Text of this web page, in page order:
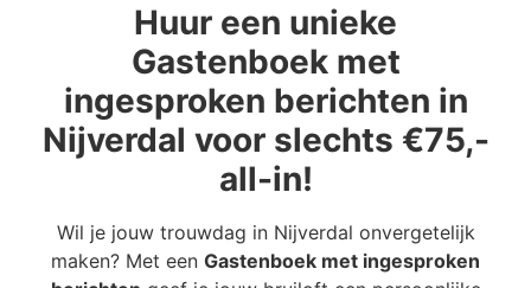
Huur een unieke
Gastenboek met
ingesproken berichten in
Nijverdal voor slechts €75,-
all-in!
Wil je jouw trouwdag in Nijverdal onvergetelijk
maken? Met een Gastenboek met ingesproken